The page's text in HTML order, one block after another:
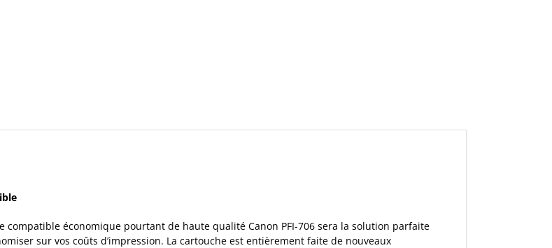
compatible économique pourtant de haute qualité Canon PFI-706 sera la solution parfaite
sur vos coûts d’impression. La cartouche est entièrement faite de nouveaux